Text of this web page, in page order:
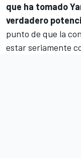
que ha tomado
verdadero
punto de que la
estar seriamente